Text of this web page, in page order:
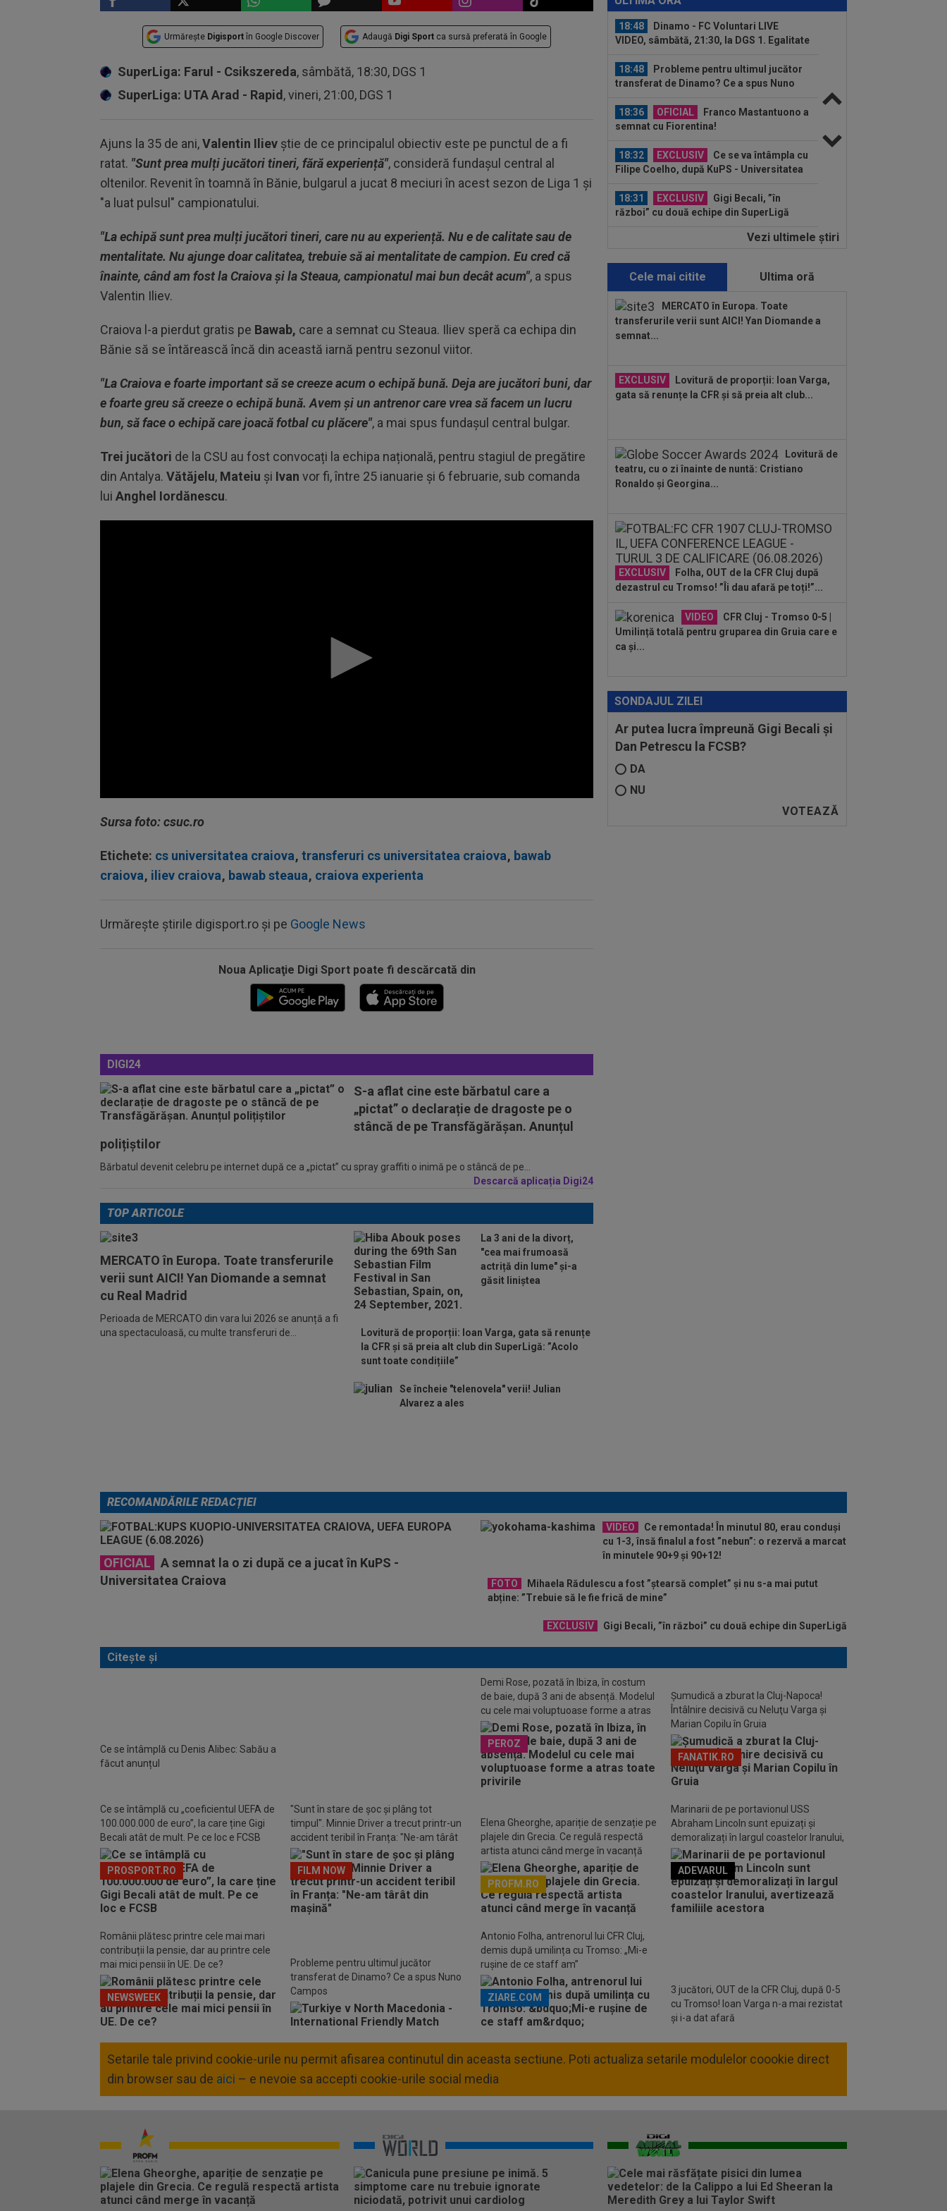
Urmărește Digisport în Google Discover Adaugă Digi Sport ca sursă preferată în Google
SuperLiga: Farul - Csikszereda, sâmbătă, 18:30, DGS 1
SuperLiga: UTA Arad - Rapid , vineri, 21:00, DGS 1
Ajuns la 35 de ani,Valentin Iliev știe de ce principalul obiectiv este pe punctul de a fi
ratat. "Sunt prea mulți jucători tineri, fără experiență", consideră fundașul central al
oltenilor. Revenit în toamnă în Bănie, bulgarul a jucat 8 meciuri în acest sezon de Liga 1 și
"a luat pulsul" campionatului.
"La echipă sunt prea mulți jucători tineri, care nu au experiență. Nu e de calitate sau de
mentalitate. Nu ajunge doar calitatea, trebuie să ai mentalitate de campion. Eu cred că
înainte, când am fost la Craiova și la Steaua, campionatul mai bun decât acum", a spus
Valentin Iliev.
Craiova l-a pierdut gratis pe Bawab, care a semnat cu Steaua. Iliev speră ca echipa din
Bănie să se întărească încă din această iarnă pentru sezonul viitor.
"La Craiova e foarte important să se creeze acum o echipă bună. Deja are jucători buni, dar
e foarte greu să creeze o echipă bună. Avem și un antrenor care vrea să facem un lucru
bun, să face o echipă care joacă fotbal cu plăcere", a mai spus fundașul central bulgar.
Trei jucători de la CSU au fost convocați la echipa națională, pentru stagiul de pregătire
din Antalya. Vătăjelu, Mateiu și Ivan vor fi, între 25 ianuarie și 6 februarie, sub comanda
lui Anghel Iordănescu.
Sursa foto: csuc.ro
Etichete: cs universitatea craiova, transferuri cs universitatea craiova, bawab
craiova, iliev craiova, bawab steaua, craiova experienta
Urmărește știrile digisport.ro și pe Google News
Noua Aplicaţie Digi Sport poate fi descărcată din
DIGI24
S-a aflat cine este bărbatul care a
„pictat” o declarație de dragoste pe o
stâncă de pe Transfăgărășan. Anunțul
polițiștilor
Bărbatul devenit celebru pe internet după ce a „pictat” cu spray graffiti o inimă pe o stâncă de pe...
Descarcă aplicația Digi24
abține: ”Trebuie...
18:48
Dinamo - FC Voluntari LIVE
VIDEO, sâmbătă, 21:30, la DGS 1. Egalitate
18:48
Probleme pentru ultimul jucător
transferat de Dinamo? Ce a spus Nuno
18:36
OFICIAL
Franco Mastantuono a
semnat cu Fiorentina!
18:32 EXCLUSIV
Ce se va întâmpla cu
Filipe Coelho, după KuPS - Universitatea
18:31
EXCLUSIV
Gigi Becali, ”în
război” cu două echipe din SuperLigă
Ce remontada! În
19:43
OFICIAL
A semnat la o zi după
ce a jucat în KuPS - Universitatea Craiova
19:19 LIVE VIDEO&SCORE
Unirea
Slobozia - Gloria Bistrița 0-3, ACUM, DGS
Sabău a făcut anunțul
Vezi ultimele ştiri
Cele mai citite Ultima oră
MERCATO în Europa. Toate
transferurile verii sunt AICI! Yan Diomande a
semnat...
EXCLUSIV
Lovitură de proporții: Ioan Varga,
gata să renunțe la CFR și să preia alt club...
Lovitură de
teatru, cu o zi înainte de nuntă: Cristiano
Ronaldo și Georgina...
EXCLUSIV
Folha, OUT de la CFR Cluj după
dezastrul cu Tromso! ”Îi dau afară pe toți!”...
VIDEO
CFR Cluj - Tromso 0-5 |
Umilință totală pentru gruparea din Gruia care e
ca și...
SONDAJUL ZILEI
Ar putea lucra împreună Gigi Becali și
Dan Petrescu la FCSB?
DA
NU
TOP ARTICOLE
MERCATO în Europa. Toate transferurile
verii sunt AICI! Yan Diomande a semnat
cu Real Madrid
Perioada de MERCATO din vara lui 2026 se anunță a fi
una spectaculoasă, cu multe transferuri de...
La 3 ani de la divorț,
"cea mai frumoasă
actriță din lume" și-a
găsit liniștea
Lovitură de proporții: Ioan Varga, gata să renunțe
la CFR și să preia alt club din SuperLigă: ”Acolo
sunt toate condițiile”
Se încheie "telenovela" verii! Julian
Alvarez a ales
RECOMANDĂRILE REDACȚIEI
OFICIAL
A semnat la o zi după ce a jucat în KuPS -
Universitatea Craiova
VIDEO
Ce remontada! În minutul 80, erau conduși
cu 1-3, însă finalul a fost ”nebun”: o rezervă a marcat
în minutele 90+9 și 90+12!
FOTO
Mihaela Rădulescu a fost ”ștearsă complet” și nu s-a mai putut
abține: ”Trebuie să le fie frică de mine”
EXCLUSIV Gigi Becali, ”în război” cu două echipe din SuperLigă
Citește și
Ce se întâmplă cu Denis Alibec: Sabău a
făcut anunțul
Demi Rose, pozată în Ibiza, în costum
de baie, după 3 ani de absență. Modelul
cu cele mai voluptuoase forme a atras
toate privirile
PEROZ
Șumudică a zburat la Cluj-Napoca!
Întâlnire decisivă cu Neluţu Varga şi
Marian Copilu în Gruia
FANATIK.RO
Ce se întâmplă cu „coeficientul UEFA de
100.000.000 de euro”, la care ține Gigi
Becali atât de mult. Pe ce loc e FCSB
PROSPORT.RO
"Sunt în stare de șoc și plâng tot
timpul". Minnie Driver a trecut printr-un
accident teribil în Franța: "Ne-am târât
din mașină"
FILM NOW
Elena Gheorghe, apariție de senzație pe
plajele din Grecia. Ce regulă respectă
artista atunci când merge în vacanță
PROFM.RO
Marinarii de pe portavionul USS
Abraham Lincoln sunt epuizați și
demoralizați în largul coastelor Iranului,
avertizează familiile acestora
ADEVARUL
Românii plătesc printre cele mai mari
contribuții la pensie, dar au printre cele
mai mici pensii în UE. De ce?
NEWSWEEK
Probleme pentru ultimul jucător
transferat de Dinamo? Ce a spus Nuno
Campos
Antonio Folha, antrenorul lui CFR Cluj,
demis după umilința cu Tromso: „Mi-e
rușine de ce staff am”
ZIARE.COM
3 jucători, OUT de la CFR Cluj, după 0-5
cu Tromso! Ioan Varga n-a mai rezistat
și i-a dat afară
Setarile tale privind cookie-urile nu permit afisarea continutul din aceasta sectiune. Poti actualiza setarile modulelor coookie direct
din browser sau de aici – e nevoie sa accepti cookie-urile social media